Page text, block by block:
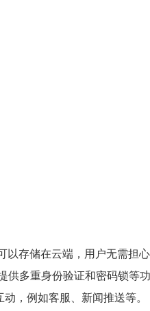
存储在云端，用户无需担心
多重身份验证和密码锁等
，例如客服、新闻推送等。